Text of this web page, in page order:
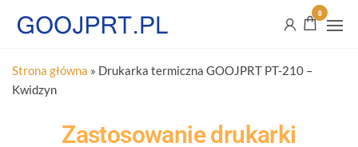
0
Strona główna » Drukarka termiczna GOOJPRT PT-210 –
Kwidzyn
Zastosowanie drukarki